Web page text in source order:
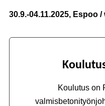
30.9.-04.11.2025, Espoo
Koulutus on